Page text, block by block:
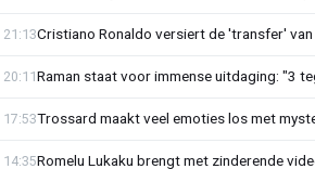
Cristiano Ronaldo versiert de 'transfer' van
21:13
Raman staat voor immense uitdaging: "3
20:11
Trossard maakt veel emoties los met
17:53
Romelu Lukaku brengt met zinderende
14:35